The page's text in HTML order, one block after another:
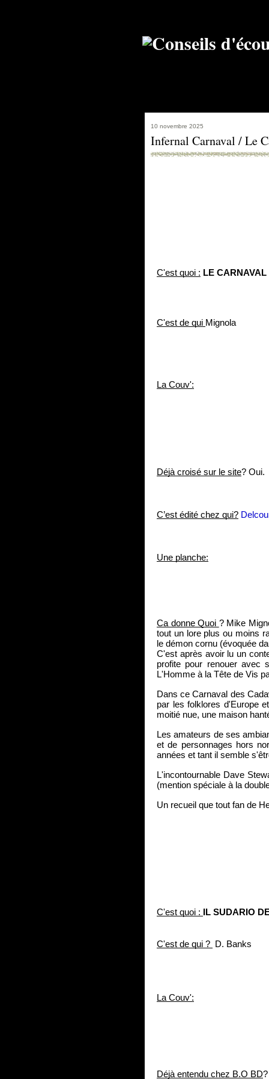
10 novembre 2025
Infernal Carnaval / Le
C'est quoi : LE
C'est de qui Mignola
La Couv':
Déjà croisé sur le site? Oui.
C’est édité chez qui?
Une planche:
Ca donne Quoi ? Mike
tout un lore plus ou moins
le démon cornu (évoquée
C'est après avoir lu un
profite pour renouer avec
L'Homme à la Tête de Vis
Dans ce Carnaval des
par les folklores d'Europe
moitié nue, une maison
Les amateurs de ses
et de personnages hors
années et tant il semble
L'incontournable Dave
(mention spéciale à la
Un recueil que tout fan de
C'est quoi : IL SUDARIO
C'est de qui ? D. Banks
La Couv':
Déjà entendu chez B.O BD